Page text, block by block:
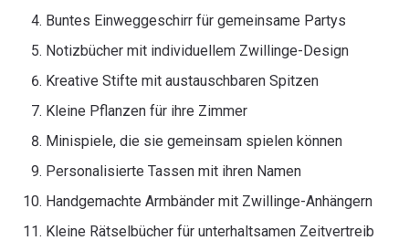
Buntes Einweggeschirr für gemeinsame Partys
Notizbücher mit individuellem Zwillinge-Design
Kreative Stifte mit austauschbaren Spitzen
Kleine Pflanzen für ihre Zimmer
Minispiele, die sie gemeinsam spielen können
Personalisierte Tassen mit ihren Namen
Handgemachte Armbänder mit Zwillinge-Anhängern
Kleine Rätselbücher für unterhaltsamen Zeitvertreib